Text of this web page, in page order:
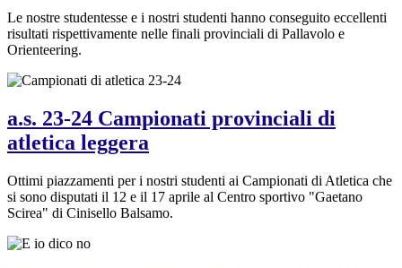
Le nostre studentesse e i nostri studenti hanno conseguito eccellenti
risultati rispettivamente nelle finali provinciali di Pallavolo e
Orienteering.
a.s. 23-24 Campionati provinciali di
atletica leggera
Ottimi piazzamenti per i nostri studenti ai Campionati di Atletica che
si sono disputati il 12 e il 17 aprile al Centro sportivo "Gaetano
Scirea" di Cinisello Balsamo.